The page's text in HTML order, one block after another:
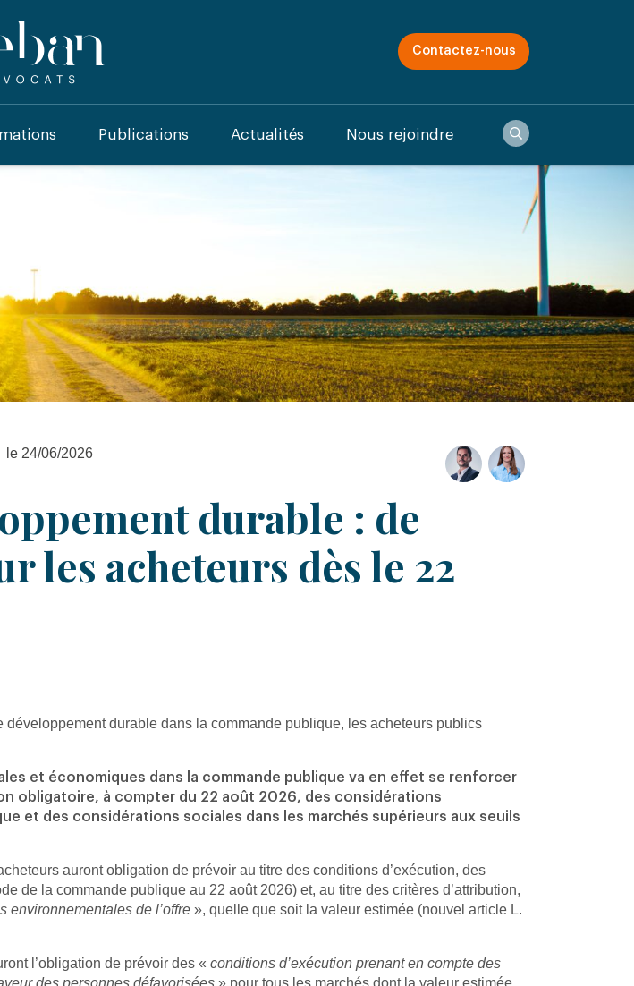
Contactez-nous
Recherche
Publications Actualités Nous rejoindre
le 24/06/2026
durable : de
les acheteurs dès le 22
durable dans la commande publique, les acheteurs publics
et économiques dans la commande publique va en effet se renforcer
obligatoire, à compter du 22 août 2026, des considérations
et des considérations sociales dans les marchés supérieurs aux seuils
auront obligation de prévoir au titre des conditions d’exécution, des
de la commande publique au 22 août 2026) et, au titre des critères d’attribution,
environnementales de l’offre », quelle que soit la valeur estimée (nouvel article L.
l’obligation de prévoir des « conditions d’exécution prenant en compte des
des personnes défavorisées » pour tous les marchés dont la valeur estimée